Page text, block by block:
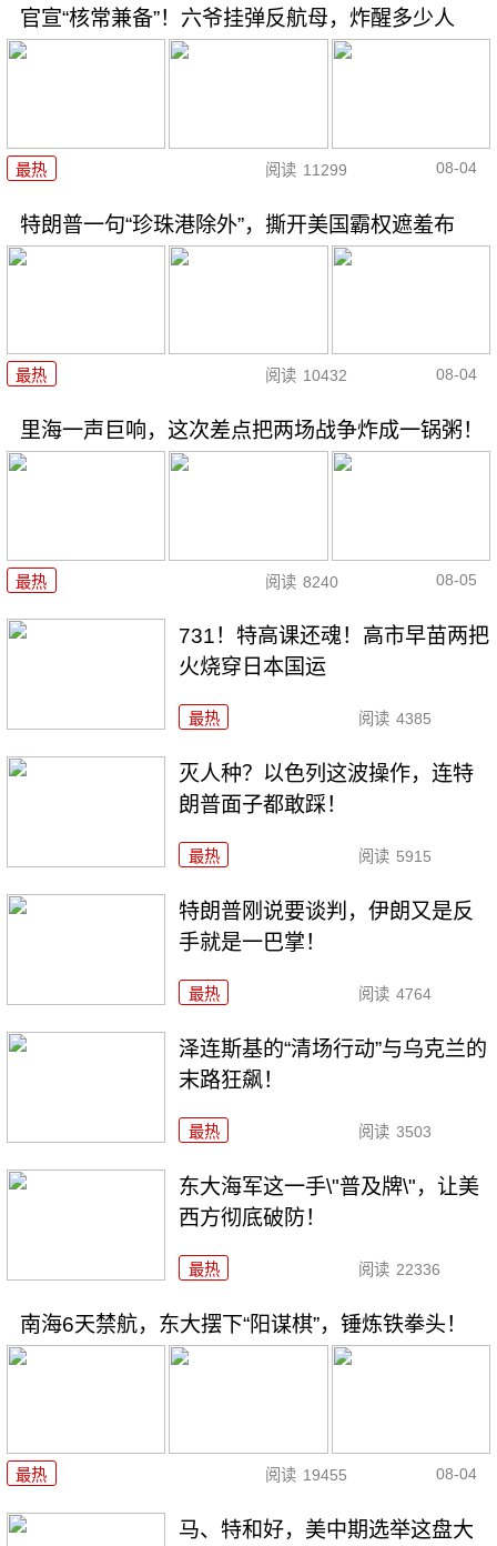
官宣“核常兼备”！六爷挂弹反航母，炸醒多少人
最热 阅读 11299 08-04
特朗普一句“珍珠港除外”，撕开美国霸权遮羞布
最热 阅读 10432 08-04
里海一声巨响，这次差点把两场战争炸成一锅粥！
最热 阅读 8240 08-05
731！特高课还魂！高市早苗两把
火烧穿日本国运
最热 阅读 4385
灭人种？以色列这波操作，连特
朗普面子都敢踩！
最热 阅读 5915
特朗普刚说要谈判，伊朗又是反
手就是一巴掌！
最热 阅读 4764
泽连斯基的“清场行动”与乌克兰的
末路狂飙！
最热 阅读 3503
东大海军这一手\"普及牌\"，让美
西方彻底破防！
最热 阅读 22336
南海6天禁航，东大摆下“阳谋棋”，锤炼铁拳头！
最热 阅读 19455 08-04
马、特和好，美中期选举这盘大